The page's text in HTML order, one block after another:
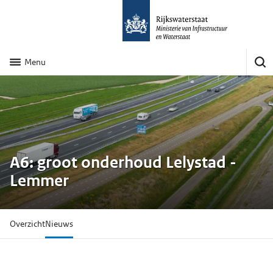
Menu
A6: groot onderhoud Lelystad -
Lemmer
OverzichtNieuws